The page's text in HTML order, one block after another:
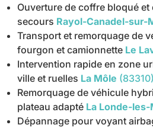
Ouverture de coffre bloqué
secours Rayol-Canadel-sur-
Transport et remorquage de
fourgon et camionnette Le
Intervention rapide en zone
ville et ruelles La Môle (83310)
Remorquage de véhicule
plateau adapté La Londe-
Dépannage pour voyant